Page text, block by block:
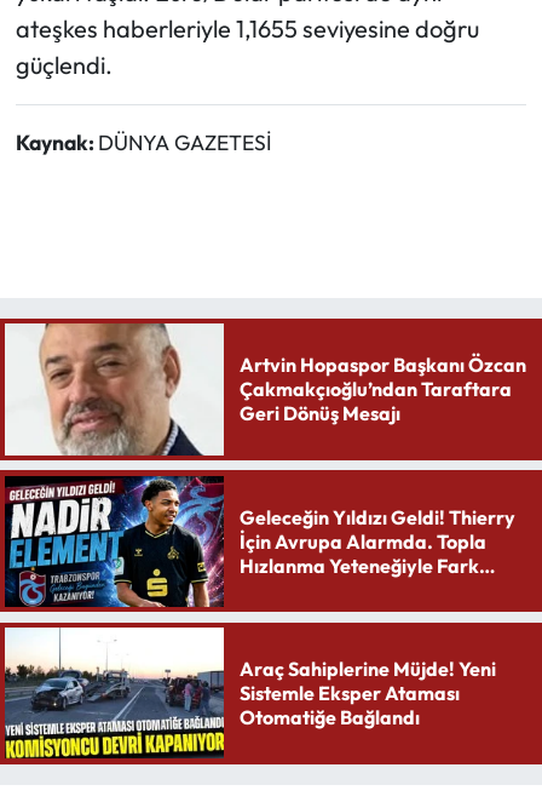
ateşkes haberleriyle 1,1655 seviyesine doğru
güçlendi.
Kaynak: DÜNYA GAZETESİ
Artvin Hopaspor Başkanı Özcan
Çakmakçıoğlu’ndan Taraftara
Geri Dönüş Mesajı
Geleceğin Yıldızı Geldi! Thierry
İçin Avrupa Alarmda. Topla
Hızlanma Yeteneğiyle Fark
Araç Sahiplerine Müjde! Yeni
Sistemle Eksper Ataması
Otomatiğe Bağlandı